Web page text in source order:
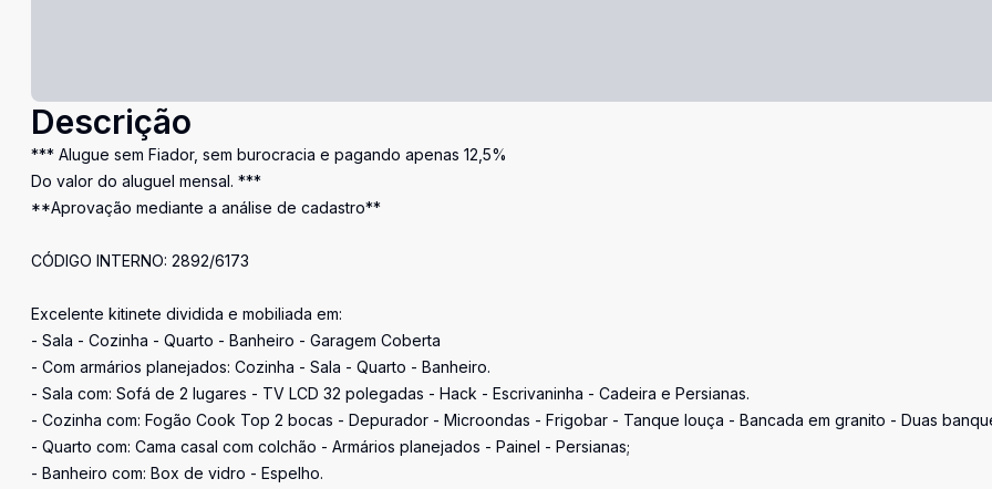
Descrição
*** Alugue sem Fiador, sem burocracia e pagando apenas 12,5%
Do valor do aluguel mensal. ***
**Aprovação mediante a análise de cadastro**
CÓDIGO INTERNO: 2892/6173
Excelente kitinete dividida e mobiliada em:
- Sala - Cozinha - Quarto - Banheiro - Garagem Coberta
- Com armários planejados: Cozinha - Sala - Quarto - Banheiro.
- Sala com: Sofá de 2 lugares - TV LCD 32 polegadas - Hack - Escrivaninha - Cadeira e Persianas.
- Cozinha com: Fogão Cook Top 2 bocas - Depurador - Microondas - Frigobar - Tanque louça - Bancada em granito - Duas
- Quarto com: Cama casal com colchão - Armários planejados - Painel - Persianas;
- Banheiro com: Box de vidro - Espelho.